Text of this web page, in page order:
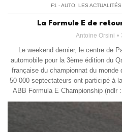
F1 - AUTO, LES
La Formule E de
Antoine Orsini
Le weekend dernier, le centre de
automobile pour la 3ème édition du
française du championnat du
50 000 septectateurs ont participé à
ABB Formula E Championship